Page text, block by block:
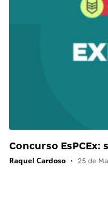
Concurso
Raquel Cardoso • 25 de